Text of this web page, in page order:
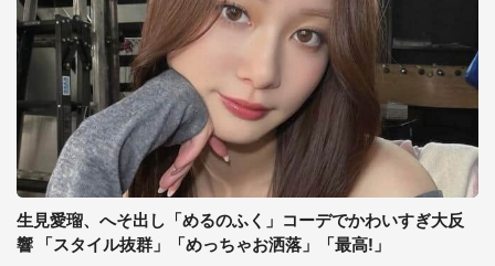
生見愛瑠、へそ出し「めるのふく」コーデでかわいすぎ大反
響 「スタイル抜群」「めっちゃお洒落」「最高!」